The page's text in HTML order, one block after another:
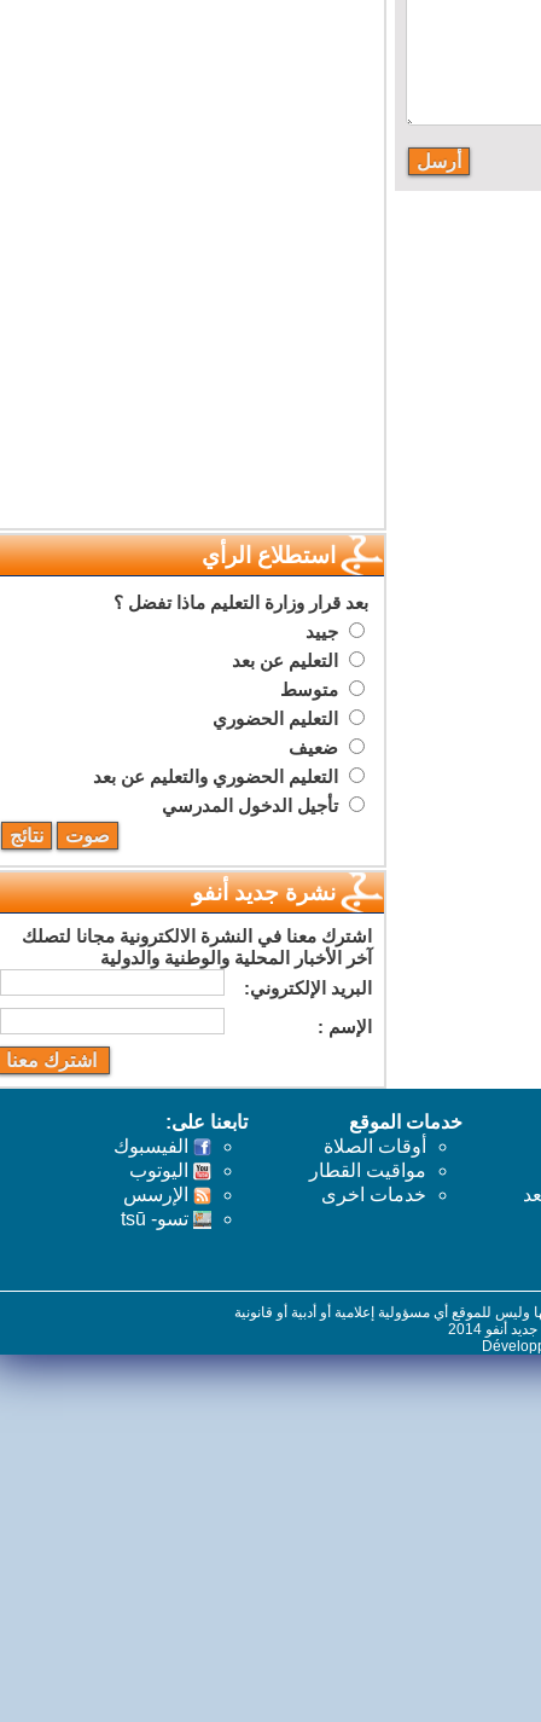
استطلاع الرأي
بعد قرار وزارة التعليم ماذا تفضل ؟
جييد
التعليم عن بعد
متوسط
التعليم الحضوري
ضعيف
التعليم الحضوري والتعليم عن بعد
تأجيل الدخول المدرسي
نشرة جديد أنفو
اشترك معنا في النشرة الالكترونية مجانا لتصلك
آخر الأخبار المحلية والوطنية والدولية
البريد اﻹلكتروني:
اﻹسم :
خدمات الموقع
أوقات الصلاة
مواقيت القطار
خدمات اخرى
تابعنا على:
الفيسبوك
اليوتوب
اﻹرسس
تسو- tsū
للموقع أي مسؤولية إعلامية أو أدبية أو قانونية
2014